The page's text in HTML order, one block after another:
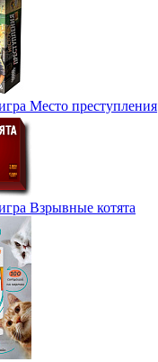
Место преступления
Взрывные котята